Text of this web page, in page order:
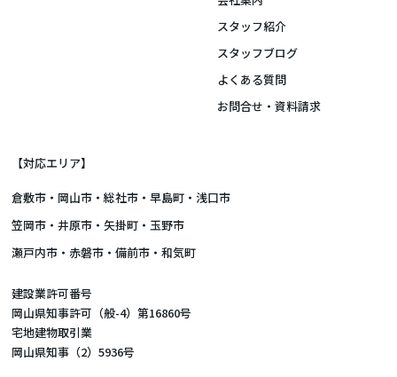
スタッフ紹介
スタッフブログ
よくある質問
お問合せ・資料請求
【対応エリア】
倉敷市 ・ 岡山市 ・総社市・早島町・浅口市
笠岡市・井原市・矢掛町・玉野市
瀬戸内市・赤磐市・備前市・和気町
建設業許可番号
岡山県知事許可（般-4）第16860号
宅地建物取引業
岡山県知事（2）5936号